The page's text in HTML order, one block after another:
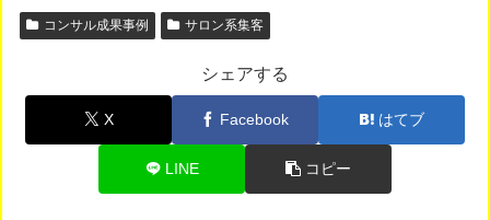
コンサル成果事例 サロン系集客
シェアする
X Facebook はてブ
LINE コピー